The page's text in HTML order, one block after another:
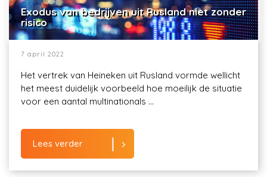
Exodus van bedrijven uit Rusland niet zonder
risico
7 april 2022
Het vertrek van Heineken uit Rusland vormde wellicht
het meest duidelijk voorbeeld hoe moeilijk de situatie
voor een aantal multinationals ...
Lees verder